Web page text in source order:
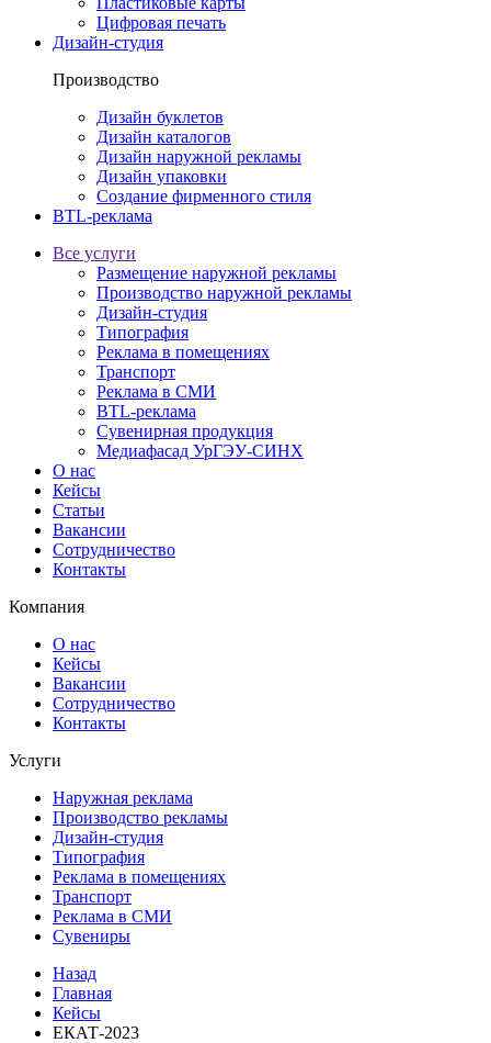
Цифровая печать
Дизайн-студия
Производство
Дизайн буклетов
Дизайн каталогов
Дизайн наружной рекламы
Дизайн упаковки
Создание фирменного стиля
BTL-реклама
Все услуги
Размещение наружной рекламы
Производство наружной рекламы
Дизайн-студия
Типография
Реклама в помещениях
Транспорт
Реклама в СМИ
BTL-реклама
Сувенирная продукция
Медиафасад УрГЭУ-СИНХ
О нас
Кейсы
Статьи
Вакансии
Сотрудничество
Контакты
Компания
О нас
Кейсы
Вакансии
Сотрудничество
Контакты
Услуги
Наружная реклама
Производство рекламы
Дизайн-студия
Типография
Реклама в помещениях
Транспорт
Реклама в СМИ
Сувениры
Назад
Главная
Кейсы
ЕКАТ-2023